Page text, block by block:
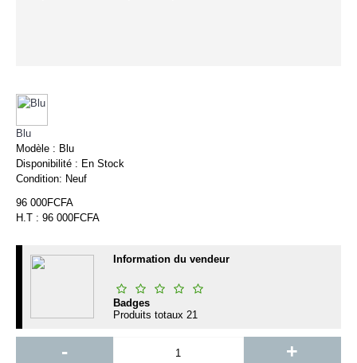
Blu
Modèle : Blu
Disponibilité : En Stock
Condition: Neuf
96 000FCFA
H.T : 96 000FCFA
Information du vendeur
Badges
Produits totaux 21
- +